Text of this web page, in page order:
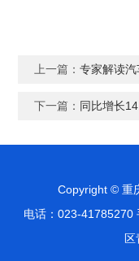
上一篇：专家解读汽车
下一篇： 同比增长14.1%
Copyright © 重
电话：023-41785270